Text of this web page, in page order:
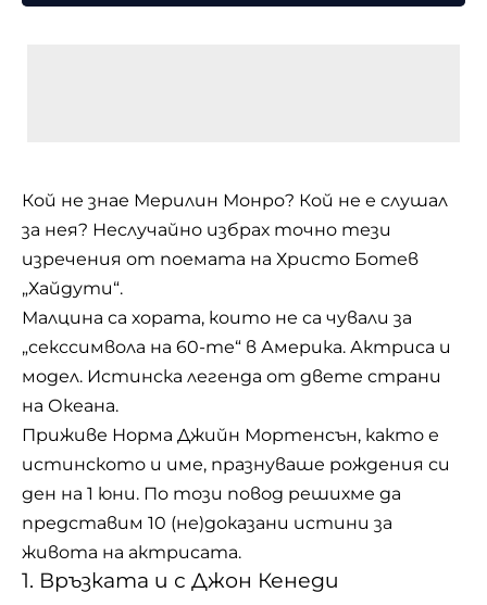
Кой не знае Мерилин Монро? Кой не е слушал
за нея? Неслучайно избрах точно тези
изречения от поемата на Христо Ботев
„Хайдути“.
Малцина са хората, които не са чували за
„секссимвола на 60-те“ в Америка. Актриса и
модел. Истинска легенда от двете страни
на Океана.
Приживе Норма Джийн Мортенсън, както е
истинското и име, празнуваше рождения си
ден на 1 юни. По този повод решихме да
представим 10 (не)доказани истини за
живота на актрисата.
1. Връзката и с Джон Кенеди